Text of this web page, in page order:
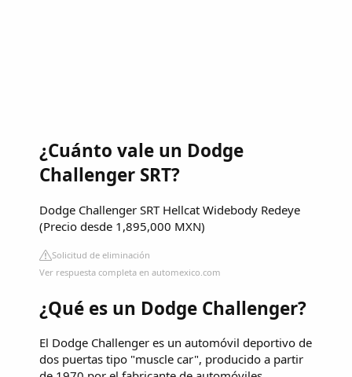
¿Cuánto vale un Dodge
Challenger SRT?
Dodge Challenger SRT Hellcat Widebody Redeye
(Precio desde 1,895,000 MXN)
Solicitud de eliminación
Ver respuesta completa en automexico.com
¿Qué es un Dodge Challenger?
El Dodge Challenger es un automóvil deportivo de
dos puertas tipo "muscle car", producido a partir